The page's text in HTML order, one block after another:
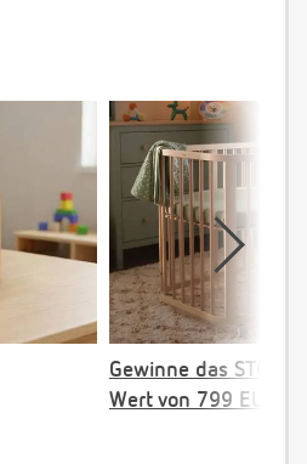
Gewinne das
Wert von 799 EUR